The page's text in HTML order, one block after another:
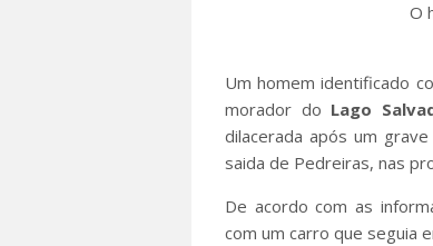
O
Um homem identificado
morador do Lago
dilacerada após um
saida de Pedreiras, nas
De acordo com as
com um carro que seguia